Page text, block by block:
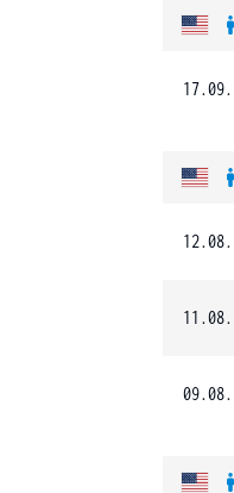
17.09.
12.08.
11.08.
09.08.